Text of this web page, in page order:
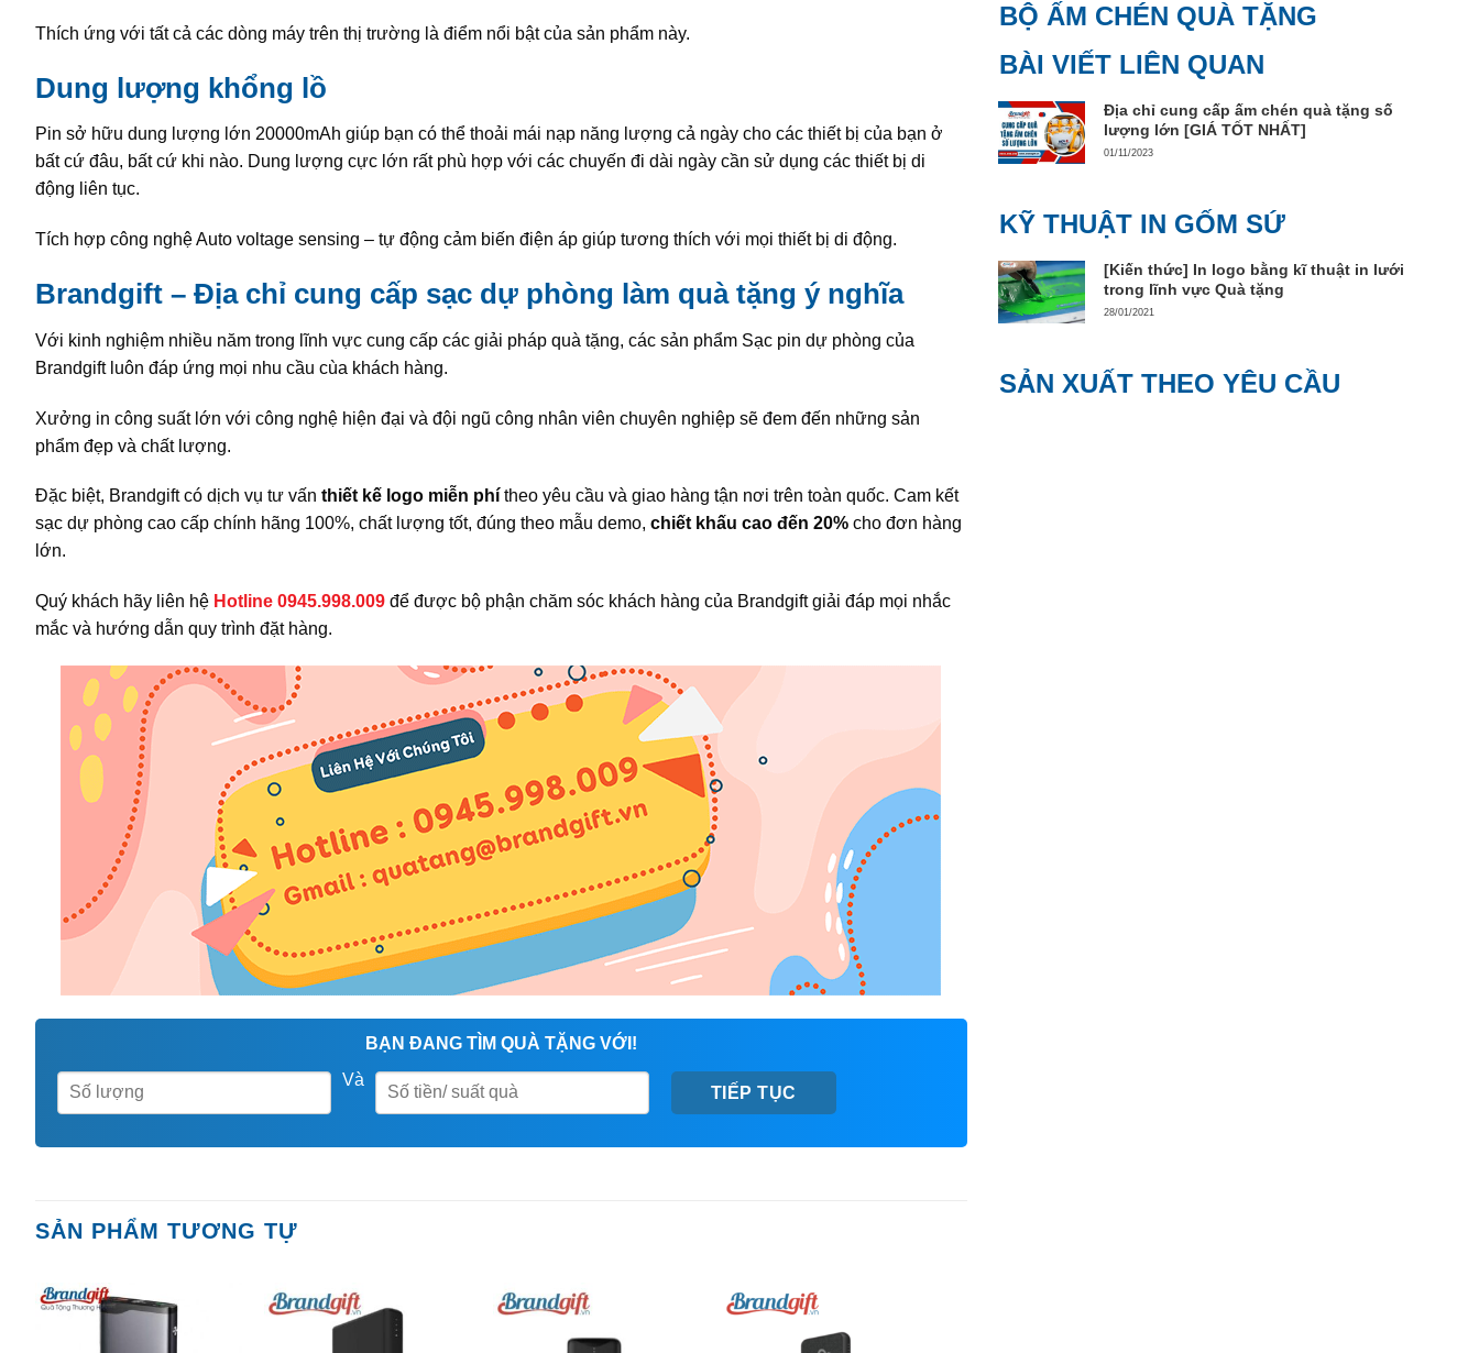
Thích ứng với tất cả các dòng máy trên thị trường là điểm nổi bật của sản phẩm này.
Dung lượng khổng lồ
Pin sở hữu dung lượng lớn 20000mAh giúp bạn có thể thoải mái nạp năng lượng cả ngày cho các thiết bị của bạn ở
bất cứ đâu, bất cứ khi nào. Dung lượng cực lớn rất phù hợp với các chuyến đi dài ngày cần sử dụng các thiết bị di
động liên tục.
Tích hợp công nghệ Auto voltage sensing – tự động cảm biến điện áp giúp tương thích với mọi thiết bị di động.
Brandgift – Địa chỉ cung cấp sạc dự phòng làm quà tặng ý nghĩa
Với kinh nghiệm nhiều năm trong lĩnh vực cung cấp các giải pháp quà tặng, các sản phẩm Sạc pin dự phòng của
Brandgift luôn đáp ứng mọi nhu cầu cùa khách hàng.
Xưởng in công suất lớn với công nghệ hiện đại và đội ngũ công nhân viên chuyên nghiệp sẽ đem đến những sản
phẩm đẹp và chất lượng.
Đặc biệt, Brandgift có dịch vụ tư vấn thiết kế logo miễn phítheo yêu cầu và giao hàng tận nơi trên toàn quốc. Cam kết
sạc dự phòng cao cấp chính hãng 100%, chất lượng tốt, đúng theo mẫu demo, chiết khấu cao đến 20%cho đơn hàng
lớn.
Quý khách hãy liên hệ Hotline 0945.998.009để được bộ phận chăm sóc khách hàng của Brandgift giải đáp mọi nhắc
mắc và hướng dẫn quy trình đặt hàng.
BẠN ĐANG TÌM QUÀ TẶNG VỚI!
Và
TIẾP TỤC
SẢN PHẨM TƯƠNG TỰ
BỘ ẤM CHÉN QUÀ TẶNG
BÀI VIẾT LIÊN QUAN
Địa chỉ cung cấp ấm chén quà tặng số
lượng lớn [GIÁ TỐT NHẤT]
01/11/2023
KỸ THUẬT IN GỐM SỨ
[Kiến thức] In logo bằng kĩ thuật in lưới
trong lĩnh vực Quà tặng
28/01/2021
SẢN XUẤT THEO YÊU CẦU